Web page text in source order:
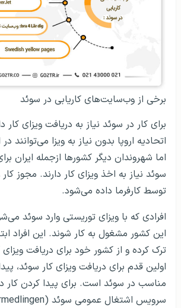
برخی از وب‌سایت‌های کاریابی در سوئد
برای کار در سوئد نیاز به دریافت ویزای کار
اتحادیه اروپا بدون نیاز به ویزا می‌توانند
اما شهروندان دیگر کشورها ازجمله ایران
سوئد نیاز به اخذ ویزای کار دارند. مجوز
توسط کارفرما داده می‌شود.
افرادی که با ویزای توریستی وارد سوئد
این کشور مشغول به کار شوند. این افراد
ترک کرده و از کشور خود برای دریافت ویزای
اولین قدم برای دریافت ویزای کار سوئد،
مناسب در سوئد است. برای پیدا کردن کار